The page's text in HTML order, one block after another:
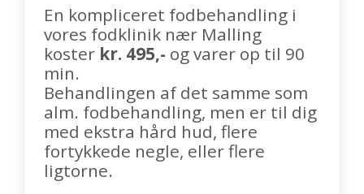
En kompliceret fodbehandling i
vores fodklinik nær Malling
koster kr. 495,- og varer op til 90
min.
Behandlingen af det samme som
alm. fodbehandling, men er til dig
med ekstra hård hud, flere
fortykkede negle, eller flere
ligtorne.